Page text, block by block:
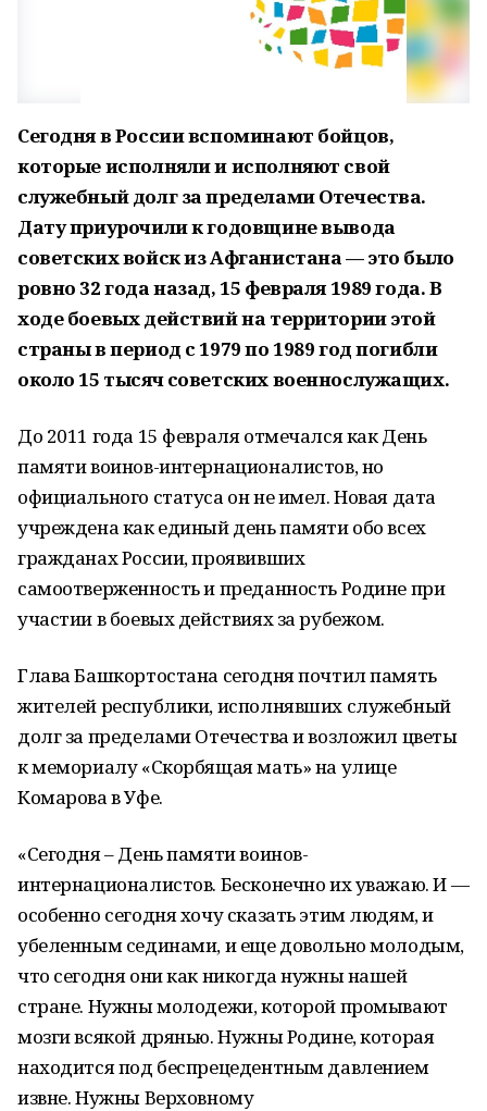
Сегодня в России вспоминают бойцов,
которые исполняли и исполняют свой
служебный долг за пределами Отечества.
Дату приурочили к годовщине вывода
советских войск из Афганистана — это было
ровно 32 года назад, 15 февраля 1989 года. В
ходе боевых действий на территории этой
страны в период с 1979 по 1989 год погибли
около 15 тысяч советских военнослужащих.
До 2011 года 15 февраля отмечался как День
памяти воинов-интернационалистов, но
официального статуса он не имел. Новая дата
учреждена как единый день памяти обо всех
гражданах России, проявивших
самоотверженность и преданность Родине при
участии в боевых действиях за рубежом.
Глава Башкортостана сегодня почтил память
жителей республики, исполнявших служебный
долг за пределами Отечества и возложил цветы
к мемориалу «Скорбящая мать» на улице
Комарова в Уфе.
«Сегодня – День памяти воинов-
интернационалистов. Бесконечно их уважаю. И —
особенно сегодня хочу сказать этим людям, и
убеленным сединами, и еще довольно молодым,
что сегодня они как никогда нужны нашей
стране. Нужны молодежи, которой промывают
мозги всякой дрянью. Нужны Родине, которая
находится под беспрецедентным давлением
извне. Нужны Верховному